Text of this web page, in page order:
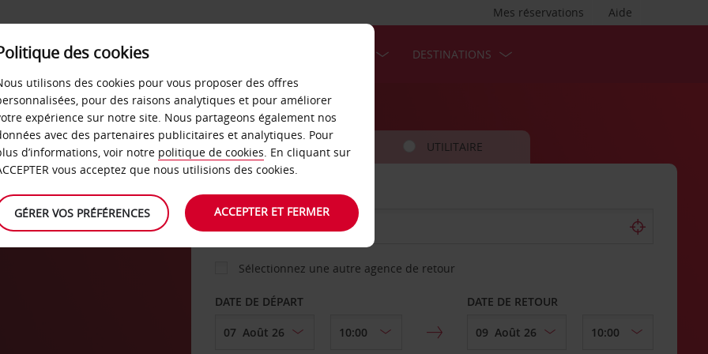
Aide
Mes réservations
LIBRE-SERVICE DESTINATIONS
VOITURE UTILITAIRE
AGENCE DE DÉPART
Sélectionnez une autre agence de retour
DATE DE DÉPART DATE DE RETOUR
des cookies
utilisons des cookies pour vous proposer des offres
pour des raisons analytiques et pour améliorer
expérience sur notre site. Nous partageons également nos
avec des partenaires publicitaires et analytiques. Pour
d’informations, voir notre politique de cookies. En cliquant sur
vous acceptez que nous utilisions des cookies.
GÉRER VOS PRÉFÉRENCES ACCEPTER ET FERMER